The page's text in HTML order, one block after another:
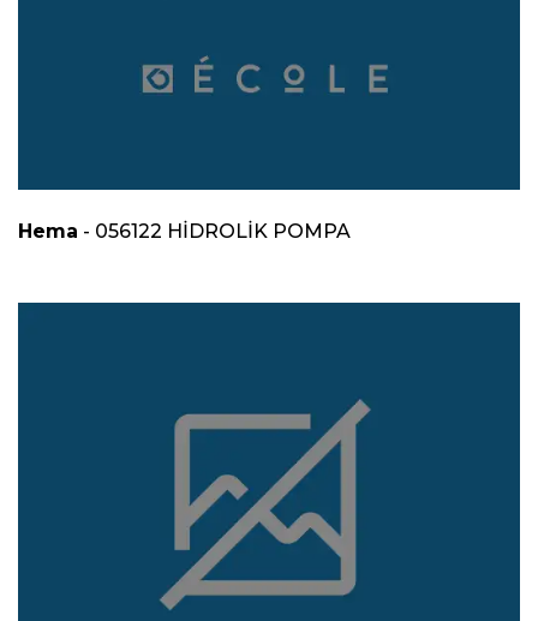
Hema - 056122 HİDROLİK POMPA